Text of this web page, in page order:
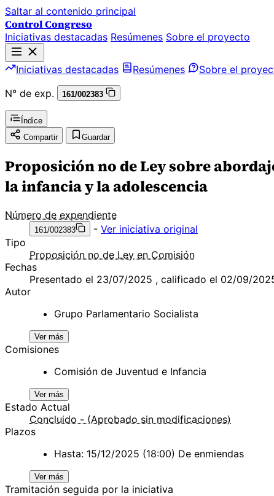
Saltar al contenido principal
Control Congreso
Iniciativas destacadas Resúmenes Sobre el proyecto
Iniciativas destacadas Resúmenes
Sobre el
N° de exp.
161/002383
Índice
Compartir
Guardar
Proposición no de Ley sobre
la infancia y la adolescencia
Número de expendiente
161/002383 - Ver iniciativa original
Tipo
Proposición no de Ley en Comisión
Fechas
Presentado el 23/07/2025 , calificado el 02/09/
Autor
Grupo Parlamentario Socialista
Ver más
Comisiones
Comisión de Juventud e Infancia
Ver más
Estado Actual
Concluido - (Aprobado sin modificaciones)
Plazos
Hasta: 15/12/2025 (18:00) De enmiendas
Ver más
Tramitación seguida por la iniciativa